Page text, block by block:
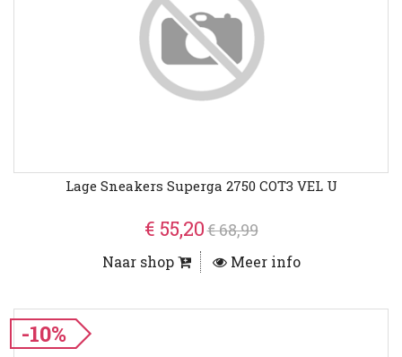
Lage Sneakers Superga 2750 COT3 VEL U
€ 55,20€ 68,99
Naar shop Meer info
-10%